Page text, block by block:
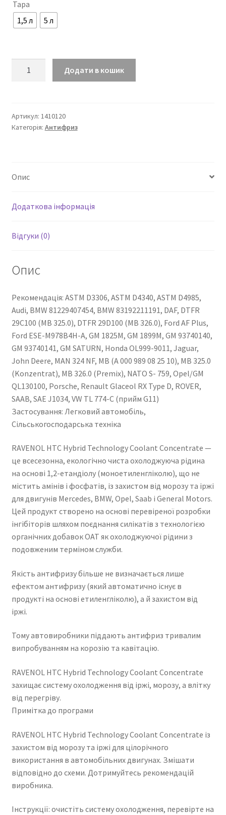
Тара
1,5 л
5 л
Protect
MB
Додати в кошик
Артикул: 1410120
Категорія: Антифриз
Опис
Додаткова інформація
Відгуки (0)
Опис
Рекомендація: ASTM D3306, ASTM D4340, ASTM D4985,
Audi, BMW 81229407454, BMW 83192211191, DAF, DTFR
29C100 (MB 325.0), DTFR 29D100 (MB 326.0), Ford AF Plus,
Ford ESE-M978B4H-A, GM 1825M, GM 1899M, GM 93740140,
GM 93740141, GM SATURN, Honda OL999-9011, Jaguar,
John Deere, MAN 324 NF, MB (A 000 989 08 25 10), MB 325.0
(Konzentrat), MB 326.0 (Premix), NATO S- 759, Opel/GM
QL130100, Porsche, Renault Glaceol RX Type D, ROVER,
SAAB, SAE J1034, VW TL 774-C (прийм G11)
Застосування: Легковий автомобіль,
Сільськогосподарська техніка
RAVENOL HTC Hybrid Technology Coolant Concentrate —
це всесезонна, екологічно чиста охолоджуюча рідина
на основі 1,2-етандіолу (моноетиленгліколю), що не
містить амінів і фосфатів, із захистом від морозу та іржі
для двигунів Mercedes, BMW, Opel, Saab і General Motors.
Цей продукт створено на основі перевіреної розробки
інгібіторів шляхом поєднання силікатів з технологією
органічних добавок OAT як охолоджуючої рідини з
подовженим терміном служби.
Якість антифризу більше не визначається лише
ефектом антифризу (який автоматично існує в
продукті на основі етиленгліколю), а й захистом від
іржі.
Тому автовиробники піддають антифриз тривалим
випробуванням на корозію та кавітацію.
RAVENOL HTC Hybrid Technology Coolant Concentrate
захищає систему охолодження від іржі, морозу, а влітку
від перегріву.
Примітка до програми
RAVENOL HTC Hybrid Technology Coolant Concentrate із
захистом від морозу та іржі для цілорічного
використання в автомобільних двигунах. Змішати
відповідно до схеми. Дотримуйтесь рекомендацій
виробника.
Інструкції: очистіть систему охолодження, перевірте на